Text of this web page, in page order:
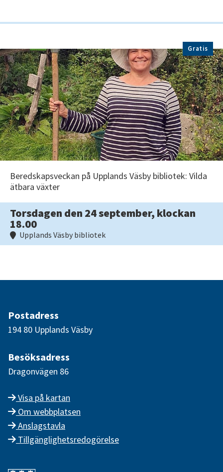
Gratis
Beredskapsveckan på Upplands Väsby bibliotek: Vilda
ätbara växter
Torsdagen den 24 september, klockan
18.00
Upplands Väsby bibliotek
Postadress
194 80 Upplands Väsby
Besöksadress
Dragonvägen 86
Visa på kartan
Om webbplatsen
Anslagstavla
Tillgänglighetsredogörelse